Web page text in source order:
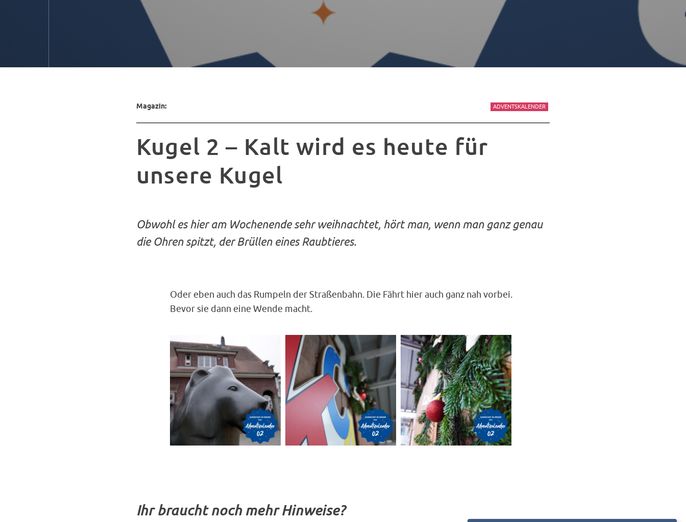
Magazin: ADVENTSKALENDER
Kugel 2 – Kalt wird es heute für
unsere Kugel
Obwohl es hier am Wochenende sehr weihnachtet, hört man, wenn man ganz genau
die Ohren spitzt, der Brüllen eines Raubtieres.
Oder eben auch das Rumpeln der Straßenbahn. Die Fährt hier auch ganz nah vorbei.
Bevor sie dann eine Wende macht.
Ihr braucht noch mehr Hinweise?